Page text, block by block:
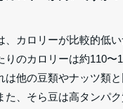
、カロリーが比較的低
りのカロリーは約110〜
は他の豆類やナッツ類
た、そら豆は高タンパ